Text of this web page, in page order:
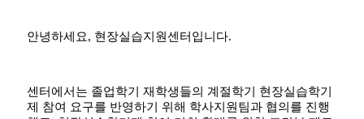
안녕하세요, 현장실습지원센터입니다.
센터에서는 졸업학기 재학생들의 계절학기 현장실습학기
제 참여 요구를 반영하기 위해 학사지원팀과 협의를 진행